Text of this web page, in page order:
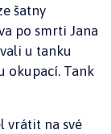
šatny
po smrti Jana
u tanku
okupací. Tank
vrátit na své